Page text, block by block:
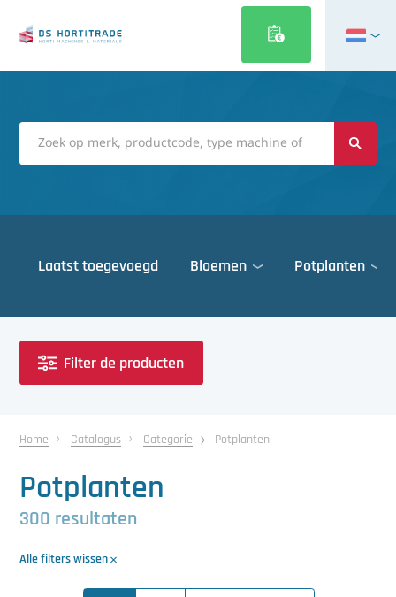
English
Deutsch
Polski
Română
Laatst toegevoegd Bloemen Potplanten
Gewasbescherming
Ontvochtiging
Reinigingsmachines
Home Catalogus Categorie Potplanten
Potplanten
300 resultaten
Alle filters wissen